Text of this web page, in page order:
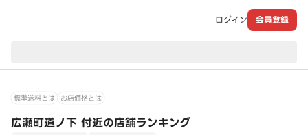
ログイン 会員登録
標準送料とは お店価格とは
広瀬町道ノ下 付近の店舗ランキング